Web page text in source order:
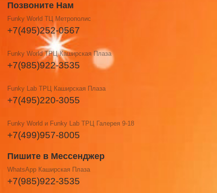
Позвоните Нам
Funky World ТЦ Метрополис
+7(495)252-0567
Funky World ТРЦ Каширская Плаза
+7(985)922-3535
Funky Lab ТРЦ Каширская Плаза
+7(495)220-3055
Funky World и Funky Lab ТРЦ Галерея 9-18
+7(499)957-8005
Пишите в Мессенджер
WhatsApp Каширская Плаза
+7(985)922-3535